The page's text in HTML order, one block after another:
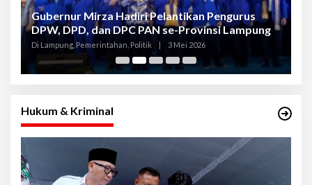
Gubernur Mirza Hadiri Pelantikan Pengurus
DPW, DPD, dan DPC PAN se-Provinsi Lampung
Di Lampung, Pemerintahan, Politik | 3 Mei 2026
Hukum & Kriminal